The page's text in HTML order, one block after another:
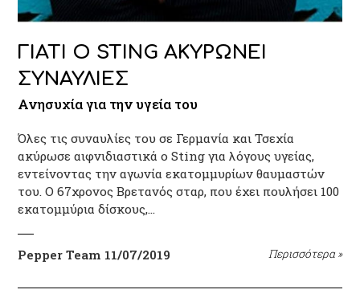
ΓΙΑΤΙ Ο STING ΑΚΥΡΩΝΕΙ
ΣΥΝΑΥΛΙΕΣ
Ανησυχία για την υγεία του
Όλες τις συναυλίες του σε Γερμανία και Τσεχία
ακύρωσε αιφνιδιαστικά ο Sting για λόγους υγείας,
εντείνοντας την αγωνία εκατομμυρίων θαυμαστών
του. Ο 67χρονος Βρετανός σταρ, που έχει πουλήσει 100
εκατομμύρια δίσκους,…
Pepper Team 11/07/2019 Περισσότερα »